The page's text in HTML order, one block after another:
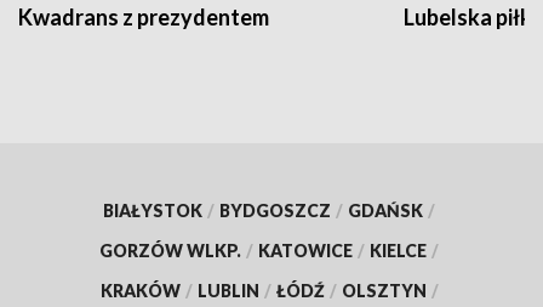
Kwadrans z prezydentem Lubelska piłka
BIAŁYSTOK / BYDGOSZCZ / GDAŃSK /
GORZÓW WLKP. / KATOWICE / KIELCE /
KRAKÓW / LUBLIN / ŁÓDŹ / OLSZTYN /